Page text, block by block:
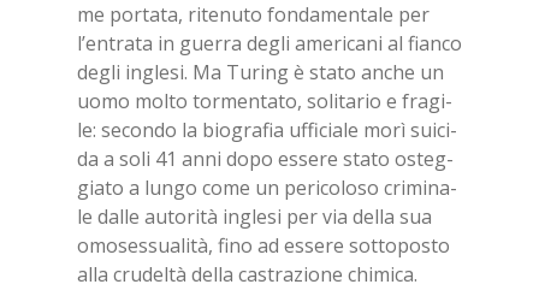
me por­ta­ta, ri­te­nu­to fon­da­men­ta­le per
l’en­tra­ta in guer­ra de­gli ame­ri­ca­ni al fian­co
de­gli in­gle­si. Ma Tu­ring è sta­to an­che un
uomo mol­to tor­men­ta­to, so­li­ta­rio e fra­gi­
le: se­con­do la bio­gra­fia uf­fi­cia­le morì sui­ci­
da a soli 41 anni dopo es­se­re sta­to osteg­
gia­to a lun­go come un pe­ri­co­lo­so cri­mi­na­
le dal­le au­to­ri­tà in­gle­si per via del­la sua
omo­ses­sua­li­tà, fino ad es­se­re sot­to­po­sto
alla cru­del­tà del­la ca­stra­zio­ne chi­mi­ca.